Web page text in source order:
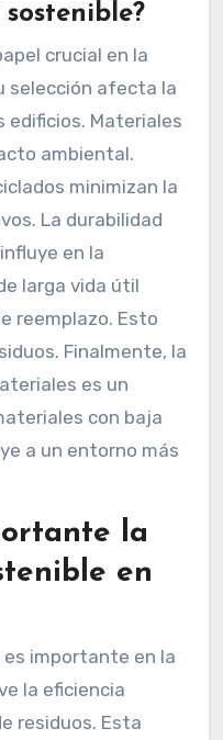
crucial en la
selección afecta la
edificios. Materiales
ambiental.
minimizan la
La durabilidad
en la
larga vida útil
reemplazo. Esto
Finalmente, la
es un
con baja
a un entorno más
la
en
importante en la
la eficiencia
residuos. Esta